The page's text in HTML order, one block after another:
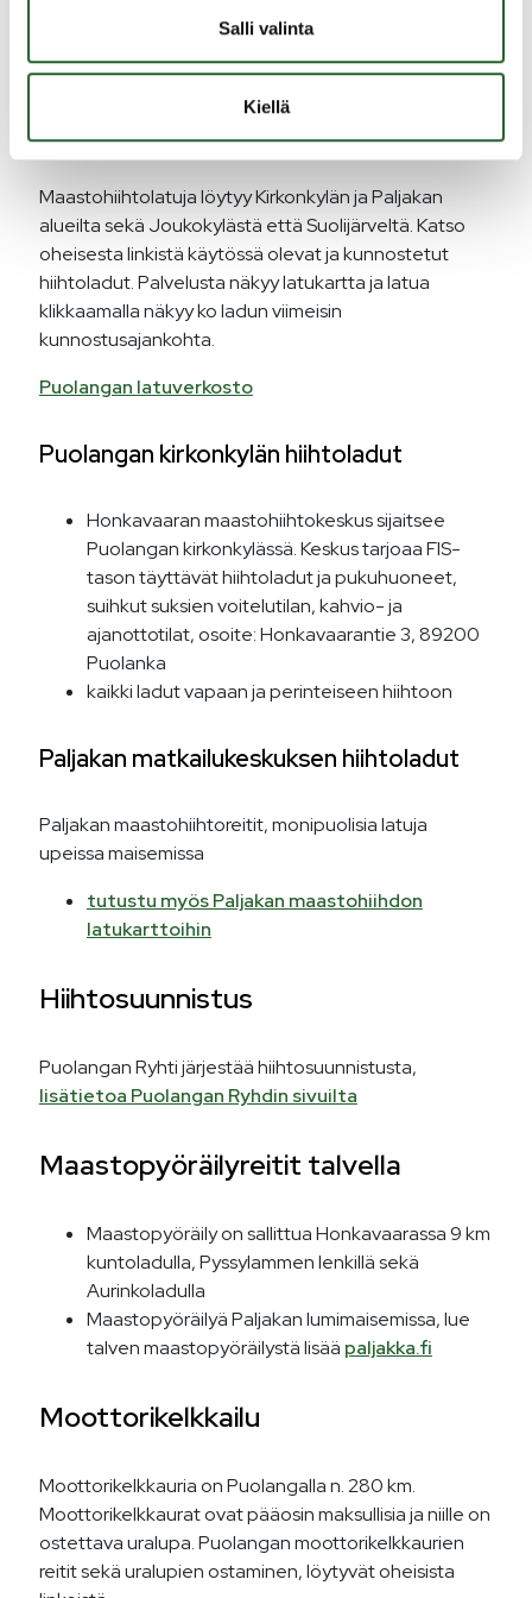
Salli valinta
Kiellä
Kävelethän luistelupuolen reunaa, latua
särkemättä.
Maastohiihtolatuja löytyy Kirkonkylän ja Paljakan
alueilta sekä Joukokylästä että Suolijärveltä. Katso
oheisesta linkistä käytössä olevat ja kunnostetut
hiihtoladut. Palvelusta näkyy latukartta ja latua
klikkaamalla näkyy ko ladun viimeisin
kunnostusajankohta.
Puolangan latuverkosto
Puolangan kirkonkylän hiihtoladut
Honkavaaran maastohiihtokeskus sijaitsee
Puolangan kirkonkylässä. Keskus tarjoaa FIS-
tason täyttävät hiihtoladut ja pukuhuoneet,
suihkut suksien voitelutilan, kahvio- ja
ajanottotilat, osoite: Honkavaarantie 3, 89200
Puolanka
kaikki ladut vapaan ja perinteiseen hiihtoon
Paljakan matkailukeskuksen hiihtoladut
Paljakan maastohiihtoreitit, monipuolisia latuja
upeissa maisemissa
tutustu myös Paljakan maastohiihdon
latukarttoihin
Hiihtosuunnistus
Puolangan Ryhti järjestää hiihtosuunnistusta,
lisätietoa Puolangan Ryhdin sivuilta
Maastopyöräilyreitit talvella
Maastopyöräily on sallittua Honkavaarassa 9 km
kuntoladulla, Pyssylammen lenkillä sekä
Aurinkoladulla
Maastopyöräilyä Paljakan lumimaisemissa, lue
talven maastopyöräilystä lisää paljakka.fi
Moottorikelkkailu
Moottorikelkkauria on Puolangalla n. 280 km.
Moottorikelkkaurat ovat pääosin maksullisia ja niille on
ostettava uralupa. Puolangan moottorikelkkaurien
reitit sekä uralupien ostaminen, löytyvät oheisista